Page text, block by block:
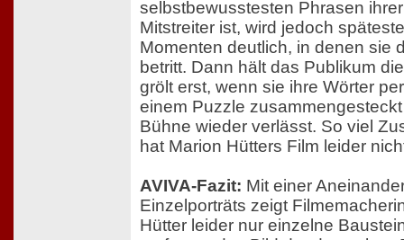
selbstbewusstesten Phrasen
Mitstreiter ist, wird jedoch
Momenten deutlich, in denen sie
betritt. Dann hält das Publikum
grölt erst, wenn sie ihre Wörter
einem Puzzle
Bühne wieder verlässt. So viel
hat Marion Hütters Film leider
AVIVA-Fazit: Mit einer
Einzelporträts zeigt
Hütter leider nur einzelne